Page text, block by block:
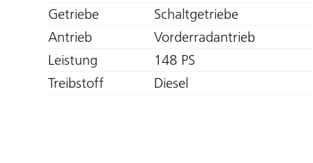
Getriebe
Schaltgetriebe
Antrieb
Vorderradantrieb
Leistung
148 PS
Treibstoff
Diesel